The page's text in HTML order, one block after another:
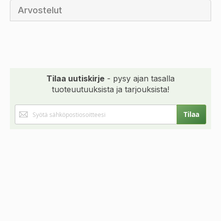
Arvostelut
Tilaa uutiskirje - pysy ajan tasalla
tuoteuutuuksista ja tarjouksista!
uutiskirjeemme:
Tilaa